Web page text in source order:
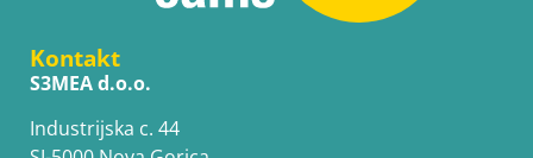
Kontakt
S3MEA d.o.o.
Industrijska c. 44